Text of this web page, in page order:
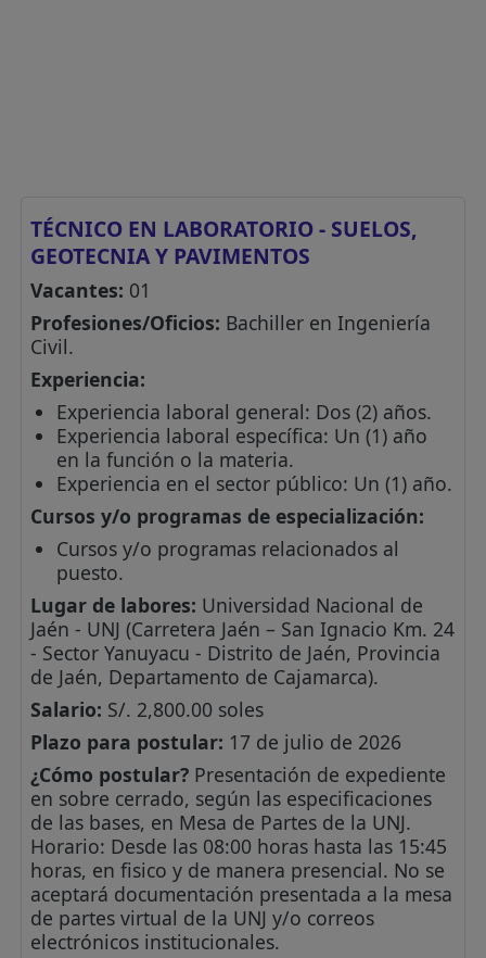
TÉCNICO EN LABORATORIO - SUELOS,
GEOTECNIA Y PAVIMENTOS
Vacantes: 01
Profesiones/Oficios: Bachiller en Ingeniería
Civil.
Experiencia:
Experiencia laboral general: Dos (2) años.
Experiencia laboral específica: Un (1) año
en la función o la materia.
Experiencia en el sector público: Un (1) año.
Cursos y/o programas de especialización:
Cursos y/o programas relacionados al
puesto.
Lugar de labores: Universidad Nacional de
Jaén - UNJ (Carretera Jaén – San Ignacio Km. 24
- Sector Yanuyacu - Distrito de Jaén, Provincia
de Jaén, Departamento de Cajamarca).
Salario: S/. 2,800.00 soles
Plazo para postular: 17 de julio de 2026
¿Cómo postular? Presentación de expediente
en sobre cerrado, según las especificaciones
de las bases, en Mesa de Partes de la UNJ.
Horario: Desde las 08:00 horas hasta las 15:45
horas, en fisico y de manera presencial. No se
aceptará documentación presentada a la mesa
de partes virtual de la UNJ y/o correos
electrónicos institucionales.